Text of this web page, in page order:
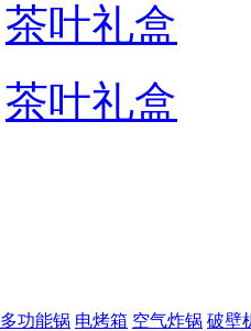
茶叶礼盒
茶叶礼盒
多功能锅 电烤箱 空气炸锅 破壁